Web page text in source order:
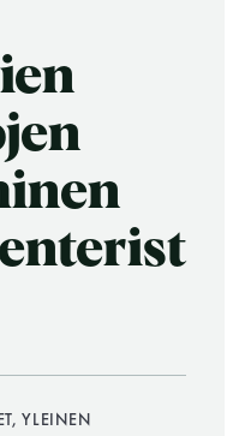
YLEINEN